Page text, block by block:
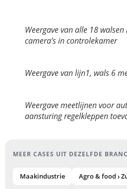
Weergave van alle 18
camera’s in controlekamer
Weergave van lijn1, wals 6
Weergave meetlijnen voor
aansturing regelkleppen
MEER CASES UIT DEZELFDE
Maakindustrie Agro & food ›